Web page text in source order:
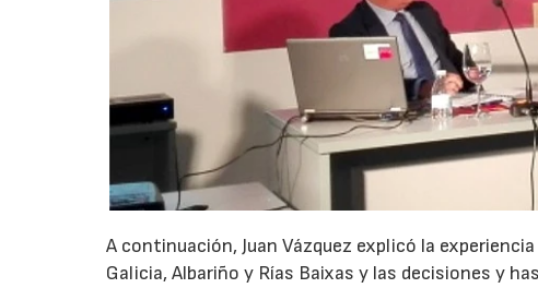
A continuación, Juan Vázquez explicó la
Galicia, Albariño y Rías Baixas y las decisiones y